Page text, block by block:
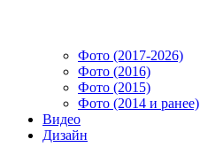
Фото (2017-2026)
Фото (2016)
Фото (2015)
Фото (2014 и ранее)
Видео
Дизайн